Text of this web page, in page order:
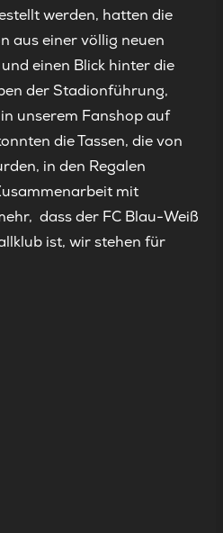
werden, hatten die
aus einer völlig neuen
einen Blick hinter die
der Stadionführung,
unserem Fanshop auf
die Tassen, die von
in den Regalen
mit
dass der FC Blau-Weiß
ist, wir stehen für